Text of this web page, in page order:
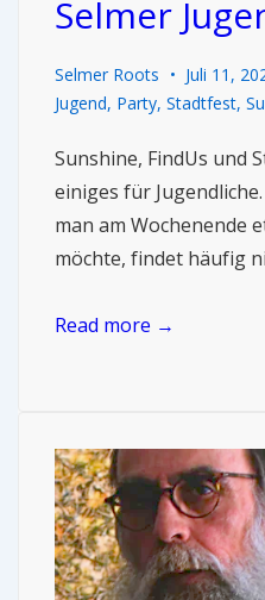
Selmer
Selmer Roots Juli 11,
Jugend, Party, Stadtfest,
Sunshine, FindUs und
einiges für
man am Wochenende
möchte, findet häufig
Read more →